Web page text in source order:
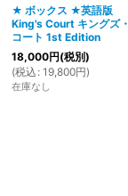
★ ボックス ★英語版
King's Court キングズ・
コート 1st Edition
18,000円(税別)
(税込 : 19,800円)
在庫なし